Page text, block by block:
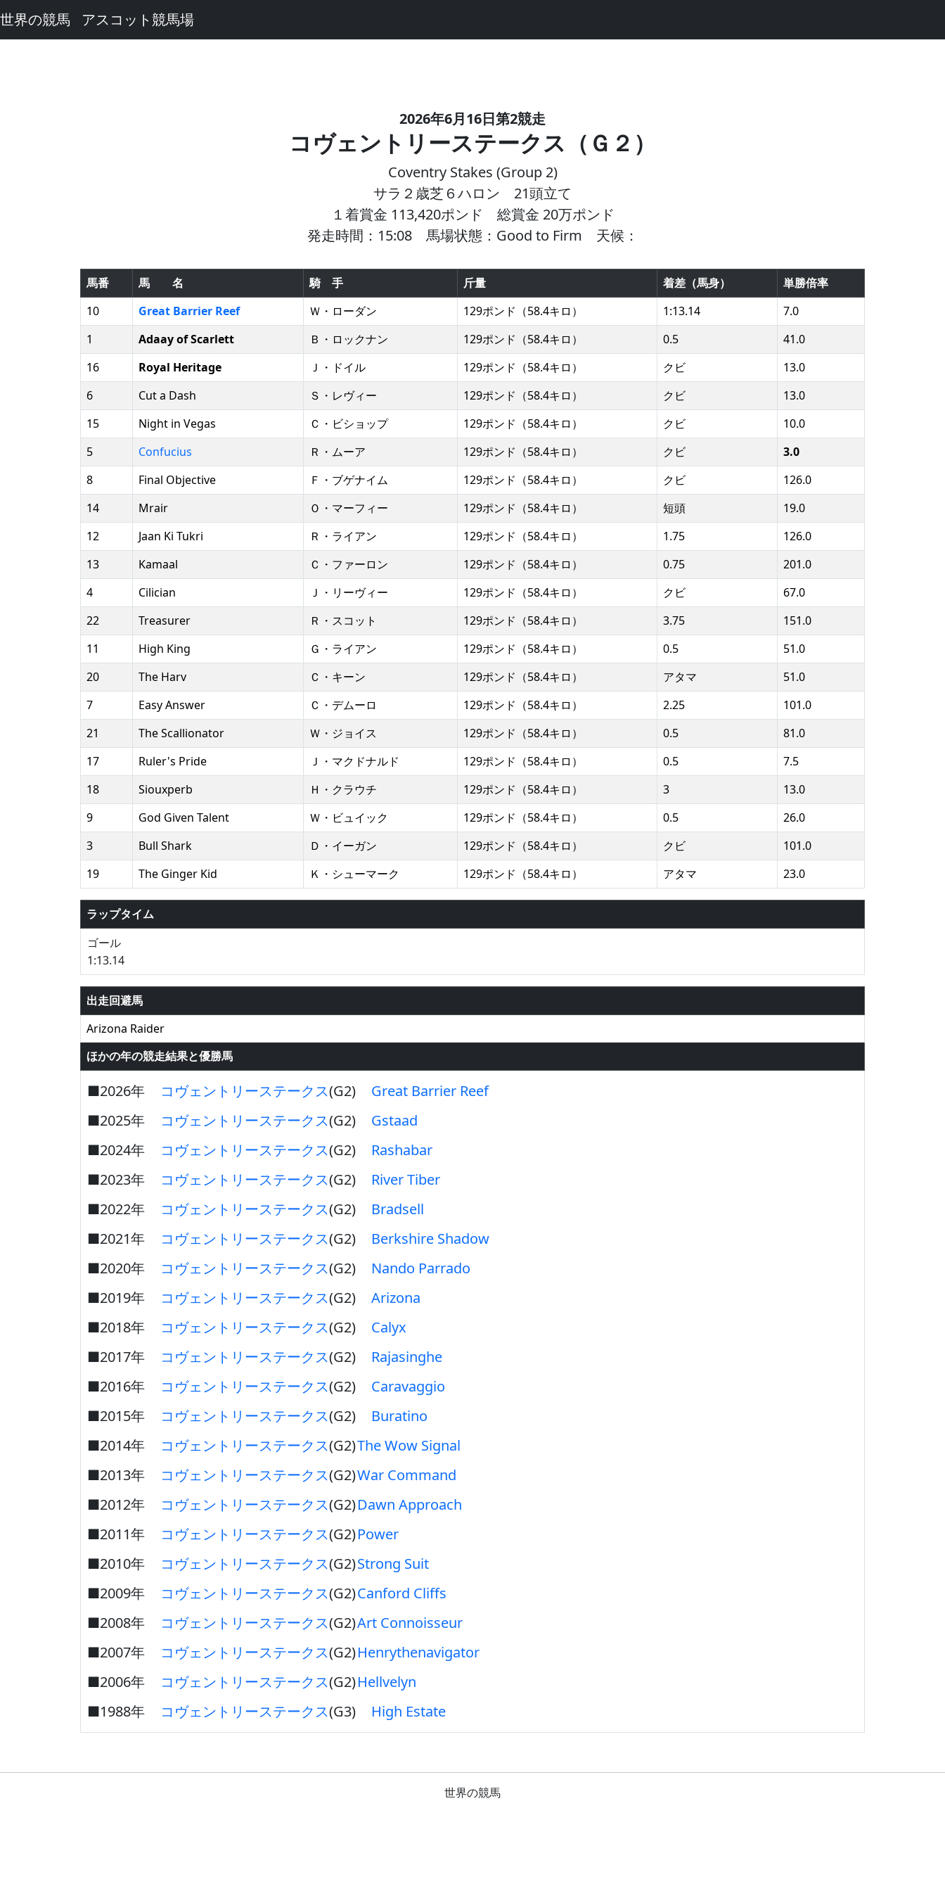
世界の競馬 アスコット競馬場
2026年6月16日第2競走
コヴェントリーステークス（Ｇ２）
Coventry Stakes (Group 2)
サラ２歳芝６ハロン 21頭立て
１着賞金 113,420ポンド 総賞金 20万ポンド
発走時間：15:08 馬場状態：Good to Firm 天候：
馬番 馬 名 騎 手 斤量 着差（馬身）
単勝倍率
10
Great Barrier Reef Ｗ・ローダン 129ポンド（58.4キロ） 1:13.14
7.0
1
Adaay of Scarlett Ｂ・ロックナン 129ポンド（58.4キロ） 0.5
41.0
16
Royal Heritage Ｊ・ドイル 129ポンド（58.4キロ） クビ
13.0
6
Cut a Dash Ｓ・レヴィー 129ポンド（58.4キロ） クビ
13.0
15
Night in Vegas Ｃ・ビショップ 129ポンド（58.4キロ） クビ
10.0
5
Confucius Ｒ・ムーア 129ポンド（58.4キロ） クビ
3.0
8
Final Objective Ｆ・ブゲナイム 129ポンド（58.4キロ） クビ
126.0
14
Mrair Ｏ・マーフィー 129ポンド（58.4キロ） 短頭
19.0
12
Jaan Ki Tukri Ｒ・ライアン 129ポンド（58.4キロ） 1.75
126.0
13
Kamaal Ｃ・ファーロン 129ポンド（58.4キロ） 0.75
201.0
4
Cilician Ｊ・リーヴィー 129ポンド（58.4キロ） クビ
67.0
22
Treasurer Ｒ・スコット 129ポンド（58.4キロ） 3.75
151.0
11
High King Ｇ・ライアン 129ポンド（58.4キロ） 0.5
51.0
20
The Harv Ｃ・キーン 129ポンド（58.4キロ） アタマ
51.0
7
Easy Answer Ｃ・デムーロ 129ポンド（58.4キロ） 2.25
101.0
21
The Scallionator Ｗ・ジョイス 129ポンド（58.4キロ） 0.5
81.0
17
Ruler's Pride Ｊ・マクドナルド 129ポンド（58.4キロ） 0.5
7.5
18
Siouxperb Ｈ・クラウチ 129ポンド（58.4キロ） 3
13.0
9
God Given Talent Ｗ・ビュイック 129ポンド（58.4キロ） 0.5
26.0
3
Bull Shark Ｄ・イーガン 129ポンド（58.4キロ） クビ
101.0
19
The Ginger Kid Ｋ・シューマーク 129ポンド（58.4キロ） アタマ 23.0
ラップタイム
ゴール
1:13.14
出走回避馬
Arizona Raider
ほかの年の競走結果と優勝馬
■2026年 コヴェントリーステークス(G2)
Great Barrier Reef
■2025年
コヴェントリーステークス(G2)
Gstaad
■2024年
コヴェントリーステークス(G2)
Rashabar
■2023年
コヴェントリーステークス(G2)
River Tiber
■2022年
コヴェントリーステークス(G2)
Bradsell
■2021年
コヴェントリーステークス(G2)
Berkshire Shadow
■2020年
コヴェントリーステークス(G2)
Nando Parrado
■2019年
コヴェントリーステークス(G2)
Arizona
■2018年
コヴェントリーステークス(G2)
Calyx
■2017年
コヴェントリーステークス(G2)
Rajasinghe
■2016年
コヴェントリーステークス(G2)
Caravaggio
■2015年
コヴェントリーステークス(G2)
Buratino
■2014年
コヴェントリーステークス(G2)The Wow Signal
■2013年
コヴェントリーステークス(G2)War Command
■2012年
コヴェントリーステークス(G2)Dawn Approach
■2011年
コヴェントリーステークス(G2)Power
■2010年
コヴェントリーステークス(G2)Strong Suit
■2009年
コヴェントリーステークス(G2)Canford Cliffs
■2008年
コヴェントリーステークス(G2)Art Connoisseur
■2007年
コヴェントリーステークス(G2)Henrythenavigator
■2006年
コヴェントリーステークス(G2)Hellvelyn
■1988年
コヴェントリーステークス(G3) High Estate
世界の競馬